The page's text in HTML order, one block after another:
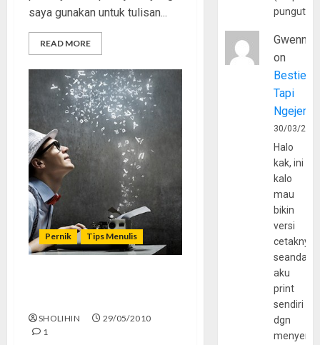
saya gunakan untuk tulisan...
READ MORE
Pernik Tips Menulis
SHOLIHIN
29/05/2010
1
Gwenny
on
Bestie
Tapi
30/03/
Halo
kak, ini
kalo
mau
bikin
versi
cetaknya
aku
print
sendiri
dgn